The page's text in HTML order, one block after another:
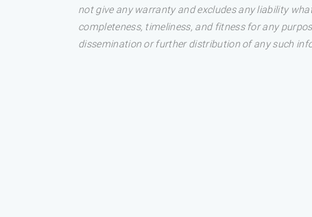
not give any warranty and excludes any liability
completeness, timeliness, and fitness for any
dissemination or further distribution of any such